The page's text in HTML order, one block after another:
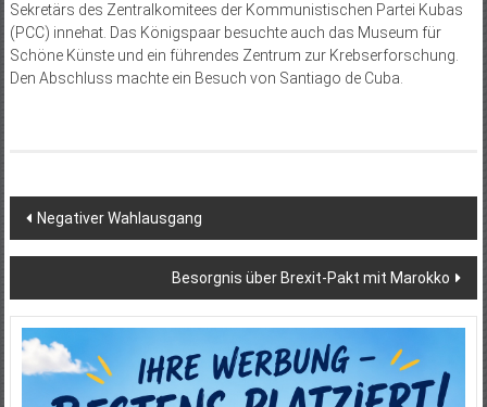
Sekretärs des Zentralkomitees der Kommunistischen Partei Kubas
(PCC) innehat. Das Königspaar besuchte auch das Museum für
Schöne Künste und ein führendes Zentrum zur Krebs­erforschung.
Den Abschluss machte ein Besuch von Santiago de Cuba.
Beitragsnavigation
Negativer Wahlausgang
Besorgnis über Brexit-Pakt mit Marokko